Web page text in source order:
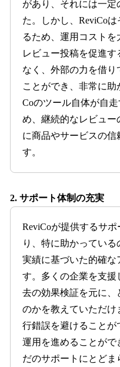
があり、それには一
た。しかし、ReviCo
るため、運用コスト
レビュー投稿を促進
なく、外部の力を借
ことができ、非常に
Coのツール自体が自
め、継続的なレビュー
に商品やサービスの信
す。
2. サポート体制の充実
ReviCoが提供するサ
り、特に助かってい
実績に基づいた的確
す。多くの企業を支援
去の効果検証を元に、
のかを教えていただ
行錯誤を避けることが
運用を進めることがで
だのサポートにとど